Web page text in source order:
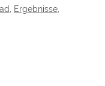
Ergebnisse,